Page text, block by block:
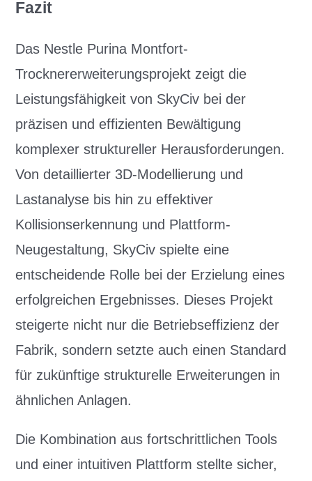
Fazit
Das Nestle Purina Montfort-
Trocknererweiterungsprojekt zeigt die
Leistungsfähigkeit von SkyCiv bei der
präzisen und effizienten Bewältigung
komplexer struktureller Herausforderungen.
Von detaillierter 3D-Modellierung und
Lastanalyse bis hin zu effektiver
Kollisionserkennung und Plattform-
Neugestaltung, SkyCiv spielte eine
entscheidende Rolle bei der Erzielung eines
erfolgreichen Ergebnisses. Dieses Projekt
steigerte nicht nur die Betriebseffizienz der
Fabrik, sondern setzte auch einen Standard
für zukünftige strukturelle Erweiterungen in
ähnlichen Anlagen.
Die Kombination aus fortschrittlichen Tools
und einer intuitiven Plattform stellte sicher,